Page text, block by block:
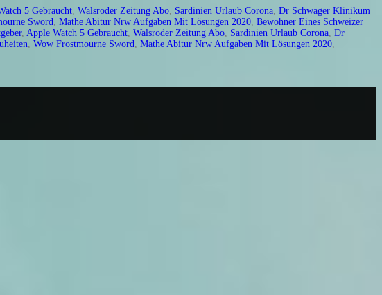
5 Gebraucht, Walsroder Zeitung Abo, Sardinien Urlaub Corona, Dr Schwager Klinikum
Sword, Mathe Abitur Nrw Aufgaben Mit Lösungen 2020, Bewohner Eines Schweizer
, Apple Watch 5 Gebraucht, Walsroder Zeitung Abo, Sardinien Urlaub Corona, Dr
, Wow Frostmourne Sword, Mathe Abitur Nrw Aufgaben Mit Lösungen 2020,